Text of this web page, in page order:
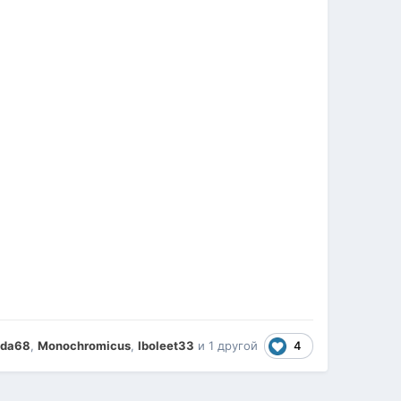
, Monochromicus, Iboleet33 и 1 другой 4